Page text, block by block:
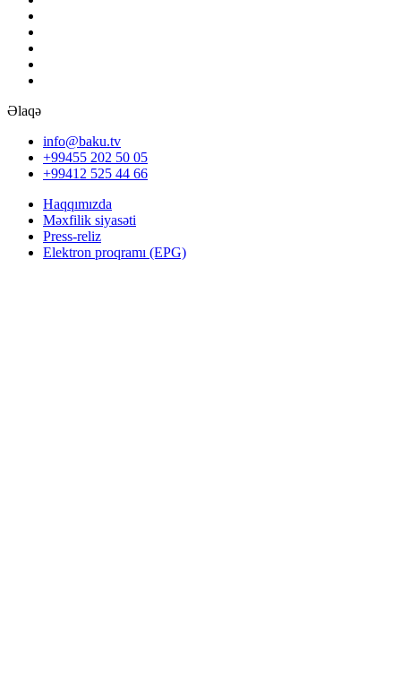
Əlaqə
info@baku.tv
+99455 202 50 05
+99412 525 44 66
Haqqımızda
Məxfilik siyasəti
Press-reliz
Elektron proqramı (EPG)